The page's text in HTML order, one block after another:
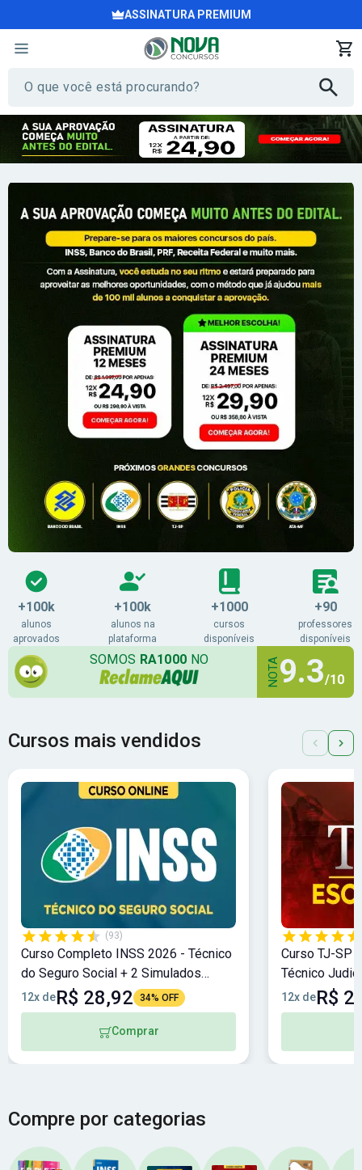
ASSINATURA PREMIUM
Tudo o que você precisa para ser
+100k
alunos
aprovados
+100k
alunos na
plataforma
+1000
cursos
disponíveis
+90
professores
disponíveis
SOMOS RA1000 NO NOTA9.3/10
Cursos mais vendidos
(93)
Curso Completo INSS 2026 - Técnico
do Seguro Social + 2 Simulados
Bônus!
12x deR$ 28,92 34% OFF
Comprar
Curso TJ-SP
Técnico
Bônus
12x deR$
Compre por categorias